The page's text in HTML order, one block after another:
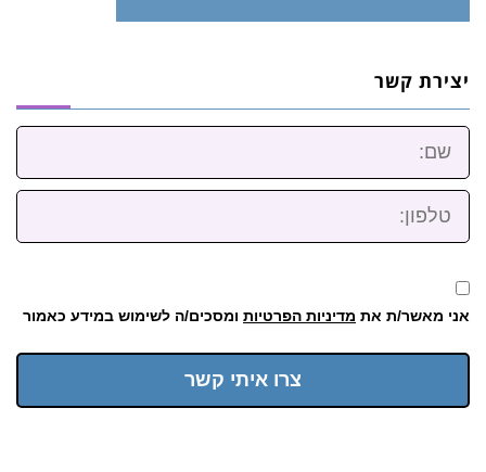
יצירת קשר
שם:
טלפון:
אני מאשר/ת את מדיניות הפרטיות ומסכים/ה לשימוש במידע כאמור
צרו איתי קשר